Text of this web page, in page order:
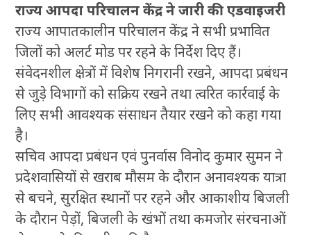
राज्य आपदा परिचालन केंद्र ने जारी की एडवाइजरी
राज्य आपातकालीन परिचालन केंद्र ने सभी प्रभावित
जिलों को अलर्ट मोड पर रहने के निर्देश दिए हैं।
संवेदनशील क्षेत्रों में विशेष निगरानी रखने, आपदा प्रबंधन
से जुड़े विभागों को सक्रिय रखने तथा त्वरित कार्रवाई के
लिए सभी आवश्यक संसाधन तैयार रखने को कहा गया
है।
सचिव आपदा प्रबंधन एवं पुनर्वास विनोद कुमार सुमन ने
प्रदेशवासियों से खराब मौसम के दौरान अनावश्यक यात्रा
से बचने, सुरक्षित स्थानों पर रहने और आकाशीय बिजली
के दौरान पेड़ों, बिजली के खंभों तथा कमजोर संरचनाओं